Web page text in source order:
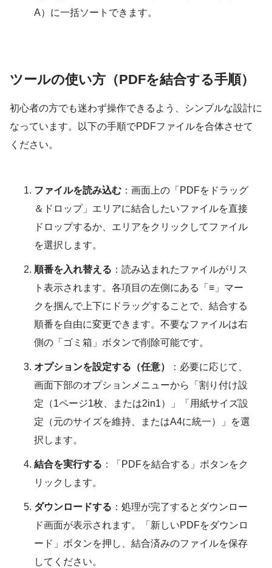
A）に一括ソートできます。
ツールの使い方（PDFを結合する手順）
初心者の方でも迷わず操作できるよう、シンプルな設計に
なっています。以下の手順でPDFファイルを合体させて
ください。
ファイルを読み込む ：画面上の「PDFをドラッグ
＆ドロップ」エリアに結合したいファイルを直接
ドロップするか、エリアをクリックしてファイル
を選択します。
順番を入れ替える ：読み込まれたファイルがリス
ト表示されます。各項目の左側にある「≡」マー
クを掴んで上下にドラッグすることで、結合する
順番を自由に変更できます。不要なファイルは右
側の「ゴミ箱」ボタンで削除可能です。
オプションを設定する（任意）
：必要に応じて、
画面下部のオプションメニューから「割り付け設
定（1ページ1枚、または2in1）」「用紙サイズ設
定（元のサイズを維持、またはA4に統一）」を選
択します。
結合を実行する ：「PDFを結合する」ボタンをク
リックします。
ダウンロードする ：処理が完了するとダウンロー
ド画面が表示されます。「新しいPDFをダウンロ
ード」ボタンを押し、結合済みのファイルを保存
してください。